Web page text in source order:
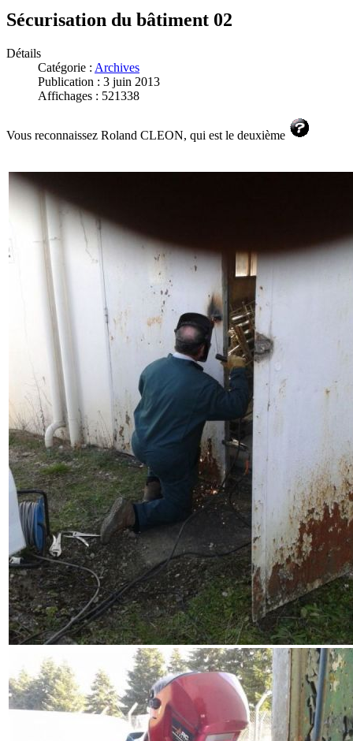
Sécurisation du bâtiment 02
Détails
Catégorie : Archives
Publication : 3 juin 2013
Affichages : 521338
Vous reconnaissez Roland CLEON, qui est le deuxième